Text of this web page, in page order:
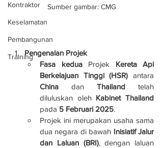
Kontraktor
Keselamatan
Pembangunan
Training
Sumber gambar: CMG
Pengenalan Projek
Fasa kedua Projek Kereta Api
Berkelajuan Tinggi (HSR)
China dan Thailand telah
diluluskan oleh Kabinet Thailand
pada 5 Februari 2025.
Projek ini merupakan usaha sama
dua negara di bawah Inisiatif Jalur
dan Laluan (BRI), dengan laluan